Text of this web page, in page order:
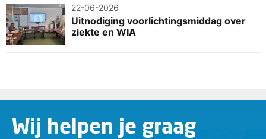
22-06-2026
Uitnodiging voorlichtingsmiddag over
ziekte en WIA
Wij helpen je graag